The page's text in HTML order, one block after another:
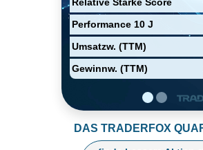
Performance 10 J
Umsatzw. (TTM)
Gewinnw. (TTM)
Verlagerung des
Berlin nach
dauerte 20 Jahre, vor die
ihre fremden
wiedererwarb,
Österreich. Sie wurde der
europäische
DAS TRADERFOX